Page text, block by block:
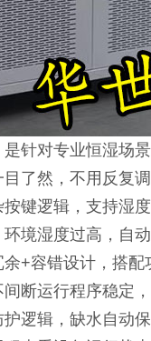
针对专业恒湿场
了然，不用反复
键逻辑，支持湿
境湿度过高，自
余+容错设计，搭配
断运行程序稳定
逻辑，缺水自动